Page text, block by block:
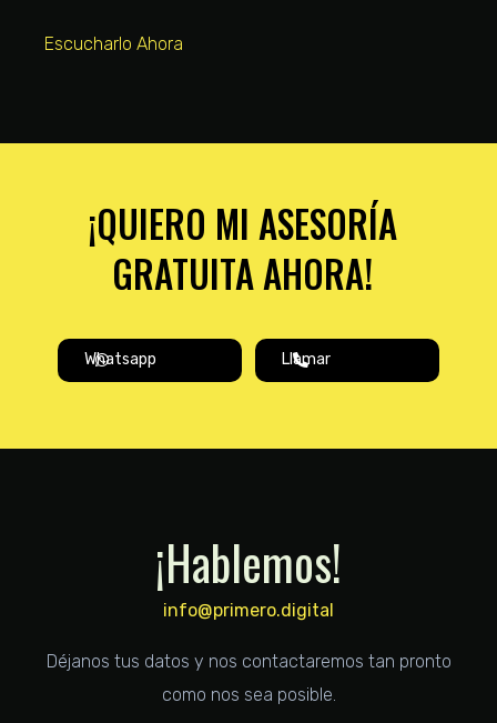
Escucharlo Ahora
¡QUIERO MI ASESORÍA
GRATUITA AHORA!
Whatsapp Llamar
¡Hablemos!
info@primero.digital
Déjanos tus datos y nos contactaremos tan pronto
como nos sea posible.